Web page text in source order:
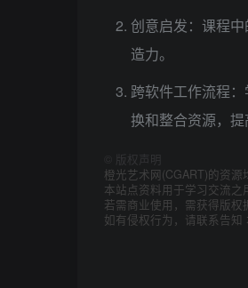
创意启发：课程
造力。
跨软件工作流程
换和整合资源，提
版权声明
橙光艺术网(CGART)的资
本站点资料用于学习交流之
若需商业使用，需获得版权
如有侵权行为，请联系告知